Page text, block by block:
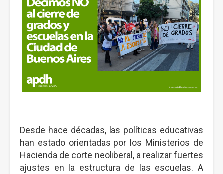
Desde hace décadas, las políticas educativas
han estado orientadas por los Ministerios de
Hacienda de corte neoliberal, a realizar fuertes
ajustes en la estructura de las escuelas. A